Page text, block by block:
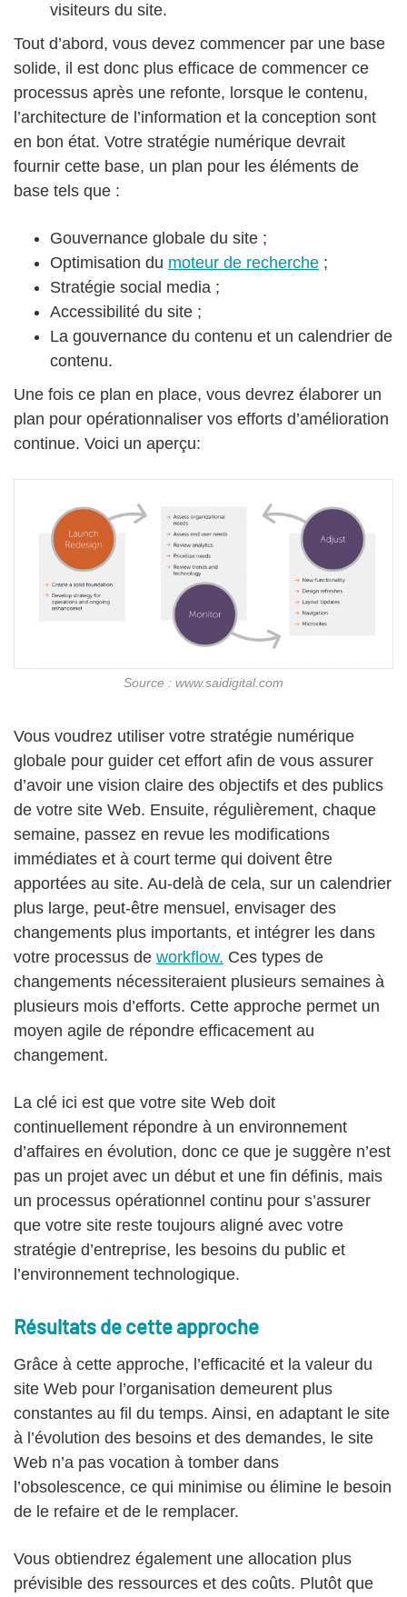
visiteurs du site.
Tout d’abord, vous devez commencer par une base
solide, il est donc plus efficace de commencer ce
processus après une refonte, lorsque le contenu,
l’architecture de l’information et la conception sont
en bon état. Votre stratégie numérique devrait
fournir cette base, un plan pour les éléments de
base tels que :
Gouvernance globale du site ;
Optimisation du moteur de recherche ;
Stratégie social media ;
Accessibilité du site ;
La gouvernance du contenu et un calendrier de
contenu.
Une fois ce plan en place, vous devrez élaborer un
plan pour opérationnaliser vos efforts d’amélioration
continue. Voici un aperçu:
Source : www.saidigital.com
Vous voudrez utiliser votre stratégie numérique
globale pour guider cet effort afin de vous assurer
d’avoir une vision claire des objectifs et des publics
de votre site Web. Ensuite, régulièrement, chaque
semaine, passez en revue les modifications
immédiates et à court terme qui doivent être
apportées au site. Au-delà de cela, sur un calendrier
plus large, peut-être mensuel, envisager des
changements plus importants, et intégrer les dans
votre processus de workflow. Ces types de
changements nécessiteraient plusieurs semaines à
plusieurs mois d’efforts. Cette approche permet un
moyen agile de répondre efficacement au
changement.
La clé ici est que votre site Web doit
continuellement répondre à un environnement
d’affaires en évolution, donc ce que je suggère n’est
pas un projet avec un début et une fin définis, mais
un processus opérationnel continu pour s’assurer
que votre site reste toujours aligné avec votre
stratégie d’entreprise, les besoins du public et
l’environnement technologique.
Résultats de cette approche
Grâce à cette approche, l’efficacité et la valeur du
site Web pour l’organisation demeurent plus
constantes au fil du temps. Ainsi, en adaptant le site
à l’évolution des besoins et des demandes, le site
Web n’a pas vocation à tomber dans
l’obsolescence, ce qui minimise ou élimine le besoin
de le refaire et de le remplacer.
Vous obtiendrez également une allocation plus
prévisible des ressources et des coûts. Plutôt que